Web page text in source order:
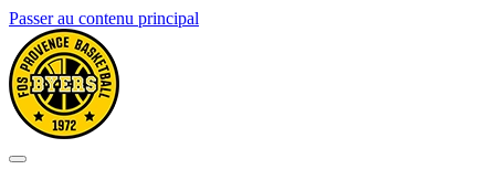
Passer au contenu principal